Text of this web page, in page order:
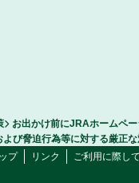
お出かけ前にJRAホームペ
び脅迫行為等に対する厳正
プ リンク ご利用に際し